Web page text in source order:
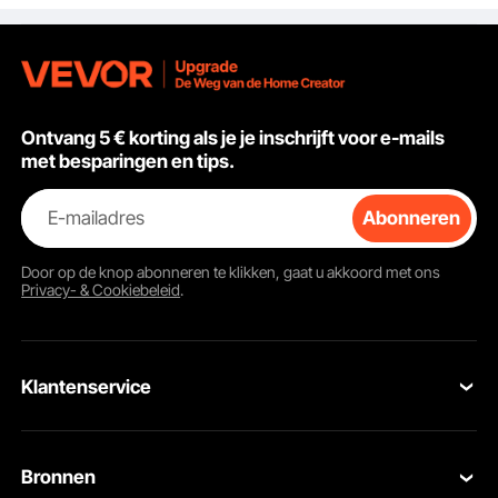
verplaatsen van
voertuigen, inclusief
Ontvang 5 € korting als je je inschrijft voor e-mails
met besparingen en tips.
E-mailadres Abonneren
Door op de knopabonneren te klikken, gaat u akkoord met ons
Privacy- & Cookiebeleid.
Klantenservice
Retourneren en vervangingen
Bronnen